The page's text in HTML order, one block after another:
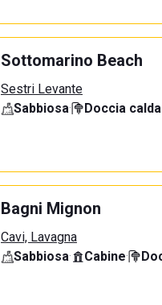
Sottomarino Beach
Sestri Levante
Sabbiosa· Doccia calda
Bagni Mignon
Cavi, Lavagna
Sabbiosa· Cabine·